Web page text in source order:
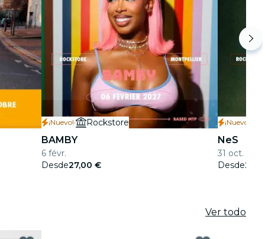
¡Nuevo!· Rockstore
BAMBY
6 févr.
Desde27,00 €
¡Nuevo!
NeS
31 oct.
Desde
Ver todo